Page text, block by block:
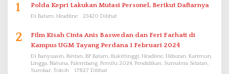
1 Polda Kepri Lakukan Mutasi Personel, Berikut Daftarnya
Di Batam, Headline 23420 Dilihat
2
Film Kisah Cinta Anis Baswedan dan Feri Farhati di
Kampus UGM Tayang Perdana 1 Februari 2024
Di Banyuasin, Bintan, BP Batam, Bukittinggi, Headline, Hiburan, Karimun,
Lingga, Natuna, Palembang, Pemilu 2024, Pendidikan, Sumatera Selatan,
Sumbar, Tokoh
17827 Dilihat